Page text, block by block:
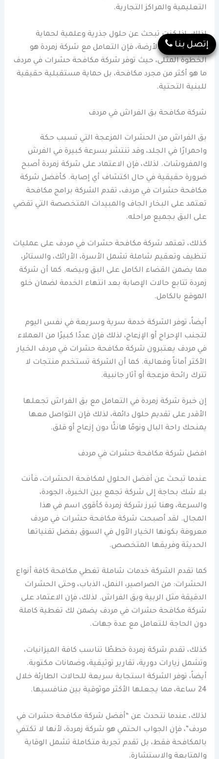
التعليمية والمراكز التجارية.
لذلك، إذا كنت تبحث عن حلول جذرية وعلمية لحماية
ممتلكاتك من الأرضة، فإن التعامل مع شركة زمردة هو
الخطوة المثلى، حيث توفر شركة مكافحة حشرات في مردف
ما هو أكثر من مجرد مكافحة، بل حماية مستقبلية حقيقية
للبنية التحتية.
شركة مكافحة بق الفراش في مردف
بق الفراش من الحشرات المزعجة التي تسبب حكة
واحمرارًا في الجلد، وقد تنتشر بسرعة كبيرة في الفرش
والمفروشات. لذلك، فإن الاعتماد على شركة زمردة أصبح
ضرورة حقيقية في حال اكتشاف أي إصابة. كأفضل شركة
مكافحة حشرات في مردف، تقدم الشركة برامج مكافحة
تعتمد على البخار الجاف والمبيدات المتخصصة التي تقضي
على البق بجميع مراحله.
كذلك، تعتمد شركة مكافحة حشرات في مردف على عمليات
تنظيف وتعقيم شاملة تشمل الأسرة، الأرائك، والستائر،
مما يضمن القضاء الكامل على البق وبيضه. كما أن شركة
زمردة تتابع حالات الإصابة بعد انتهاء الخدمة لضمان خلو
الموقع بالكامل.
أيضاً، توفر الشركة خدمة سرية وسريعة في نفس اليوم
لتجنب الإحراج أو الإزعاج، لذلك فإن عددًا كبيرًا من العملاء
في مردف يعتبرون شركة مكافحة حشرات في مردف الخيار
الأكثر أماناً وفعالية. كما أن الشركة تستخدم منتجات لا
تترك رائحة مزعجة أو آثار جانبية.
إن خبرة شركة زمردة في التعامل مع بق الفراش تجعلها
الأقدر على تقديم حلول دائمة، لذلك فإن التواصل معها
يمنحك راحة البال ونومًا هانئًا دون إزعاج أو قلق.
افضل شركة مكافحة حشرات في مردف
عندما تبحث عن أفضل الحلول لمكافحة الحشرات، فأنت
بلا شك بحاجة إلى شركة تجمع بين الخبرة، الجودة،
والسرعة، وهنا تبرز شركة زمردة كأقوى اسم في هذا
المجال. لقد أصبحت شركة مكافحة حشرات في مردف
معروفة بكونها الخيار الأول في السوق بفضل تقنياتها
الحديثة وفريقها المتخصص.
كما تقدم الشركة خدمات شاملة تغطي مكافحة كافة أنواع
الحشرات: من الصراصير، النمل، الذباب، وحتى الحشرات
الدقيقة مثل الربية وبق الفراش. لذلك، فإن الاعتماد على
شركة مكافحة حشرات في مردف يضمن لك تغطية كاملة
دون الحاجة للتعامل مع عدة جهات.
كذلك، تقدم شركة زمردة خططًا تناسب كافة الميزانيات،
وتشمل زيارات دورية، تقارير توثيقية، وضمانات مكتوبة.
أيضاً، توفر الشركة استجابة سريعة للحالات الطارئة خلال
24 ساعة، مما يجعلها الأكثر موثوقية بين منافسيها.
لذلك، عندما نتحدث عن “أفضل شركة مكافحة حشرات في
مردف”، فإن الجواب الحتمي هو شركة زمردة، لأنها لا تكتفي
بالمكافحة فقط، بل تقدم تجربة متكاملة تشمل الوقاية
والمتابعة والاستشارة.
إتصل بنا